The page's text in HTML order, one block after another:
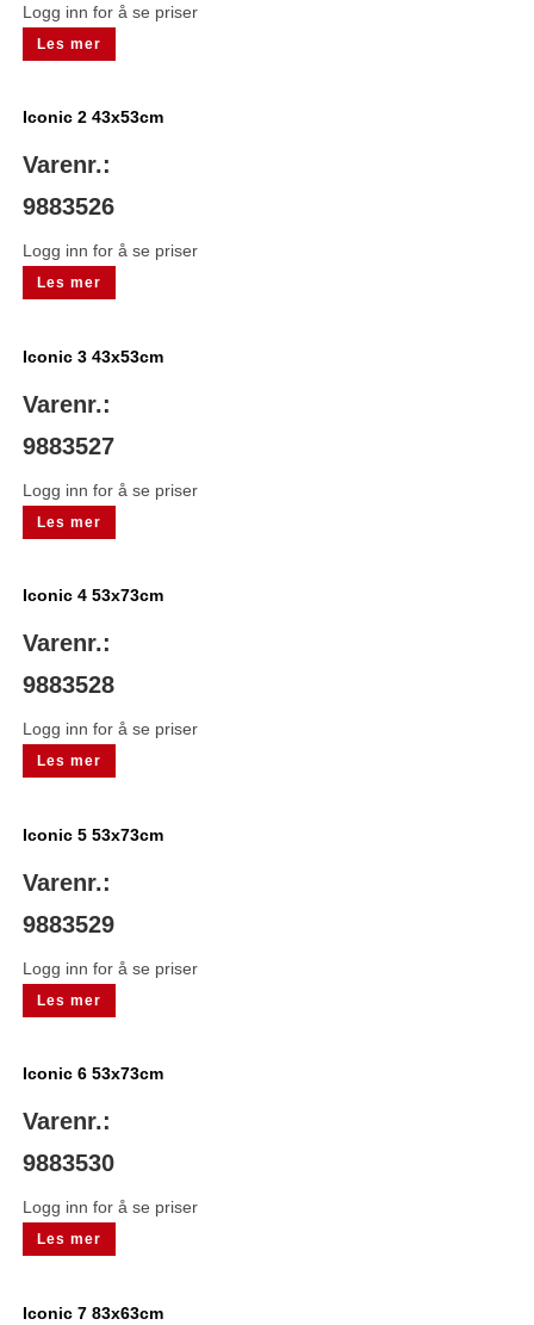
Logg inn for å se priser
Les mer
Iconic 2 43x53cm
Varenr.:
9883526
Logg inn for å se priser
Les mer
Iconic 3 43x53cm
Varenr.:
9883527
Logg inn for å se priser
Les mer
Iconic 4 53x73cm
Varenr.:
9883528
Logg inn for å se priser
Les mer
Iconic 5 53x73cm
Varenr.:
9883529
Logg inn for å se priser
Les mer
Iconic 6 53x73cm
Varenr.:
9883530
Logg inn for å se priser
Les mer
Iconic 7 83x63cm